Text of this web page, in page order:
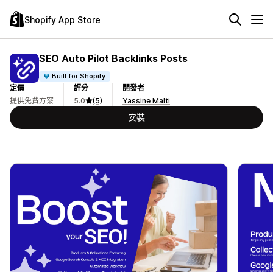
Shopify App Store
SEO Auto Pilot Backlinks Posts
Built for Shopify
定價
提供免費方案
評分
5.0
(5)
開發者
Yassine Malti
安裝